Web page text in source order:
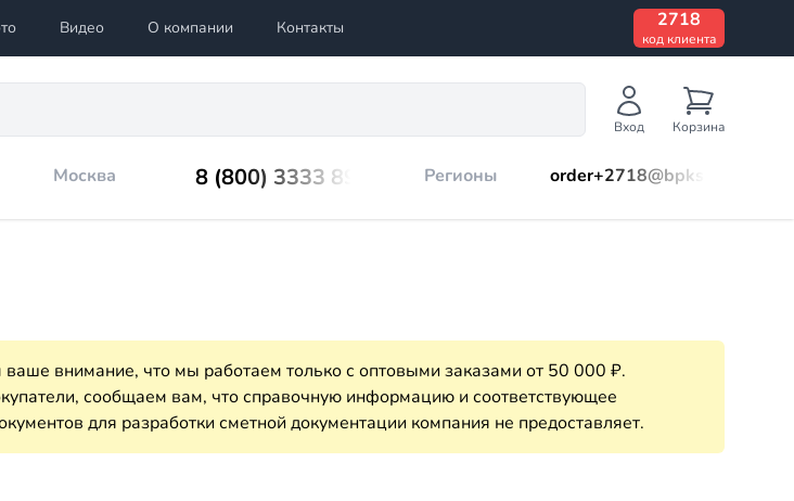
Видео О компании Контакты 2718
код клиента
Вход Корзина
Москва 8 (800) 3333 899 Регионы order+2718@bpks.ru
внимание, что мы работаем только с оптовыми заказами от 50 000 ₽.
сообщаем вам, что справочную информацию и соответствующее
для разработки сметной документации компания не предоставляет.